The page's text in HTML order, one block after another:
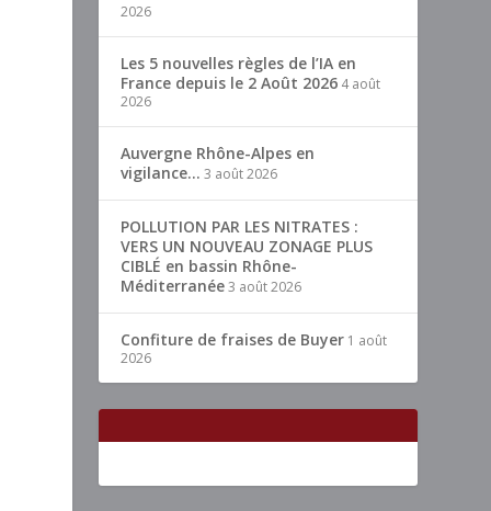
2026
Les 5 nouvelles règles de l’IA en
France depuis le 2 Août 2026 4 août
2026
Auvergne Rhône-Alpes en
vigilance… 3 août 2026
POLLUTION PAR LES NITRATES :
VERS UN NOUVEAU ZONAGE PLUS
CIBLÉ en bassin Rhône-
Méditerranée3 août 2026
Confiture de fraises de Buyer 1 août
2026